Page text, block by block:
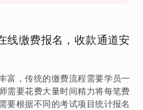
线缴费报名，收款通道安
富，传统的缴费流程需要学员一
需要花费大量时间精力将每笔费
要根据不同的考试项目统计报名